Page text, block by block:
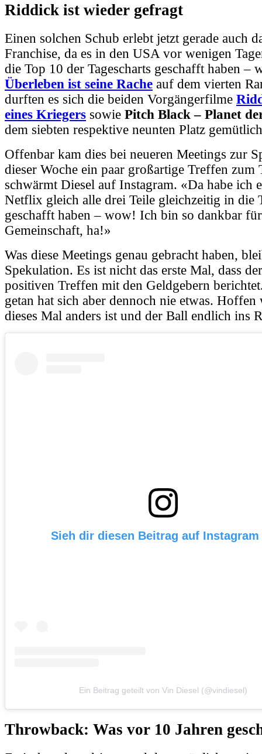
Riddick ist wieder gefragt
Einen solchen Schub erlebt jetzt gerade auch
Franchise, da es in den USA vor wenigen
die Top 10 der Tagescharts geschafft haben –
Überleben ist seine Rache auf dem vierten
durften es sich die beiden Vorgängerfilme
eines Kriegers sowie Pitch Black – Planet
dem siebten respektive neunten Platz
Offenbar kam dies bei neueren Meetings zur
dieser Woche ein paar großartige Treffen zum
schwärmt Diesel auf Instagram. «Da habe ich
Netflix gleich alle drei Teile gleichzeitig in die
geschafft haben – wow! Ich bin so dankbar
Gemeinschaft, ha!»
Was diese Meetings genau gebracht haben,
Spekulation. Es ist nicht das erste Mal, dass
positiven Treffen mit den Geldgebern
getan hat sich aber dennoch nie etwas. Hoffen
dieses Mal anders ist und der Ball endlich ins
Sieh dir diesen Beitrag auf Instagram
Ein Beitrag geteilt von Vin Diesel (@vindiesel)
Throwback: Was vor 10 Jahren